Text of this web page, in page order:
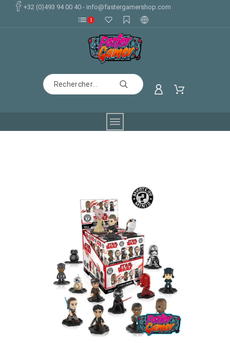
+32 (0)493 94 00 40 - info@fastergamershop.com
1